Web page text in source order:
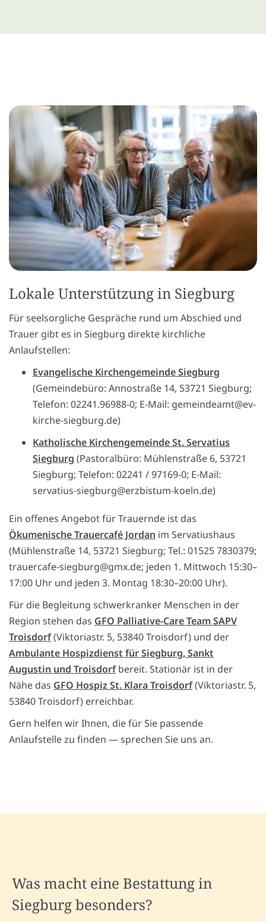
Lokale Unterstützung in Siegburg
Für seelsorgliche Gespräche rund um Abschied und
Trauer gibt es in Siegburg direkte kirchliche
Anlaufstellen:
Evangelische Kirchengemeinde Siegburg
(Gemeindebüro: Annostraße 14, 53721 Siegburg;
Telefon: 02241.96988-0; E-Mail: gemeindeamt@ev-
kirche-siegburg.de)
Katholische Kirchengemeinde St. Servatius
Siegburg (Pastoralbüro: Mühlenstraße 6, 53721
Siegburg; Telefon: 02241 / 97169-0; E-Mail:
servatius-siegburg@erzbistum-koeln.de)
Ein offenes Angebot für Trauernde ist das
Ökumenische Trauercafé Jordan im Servatiushaus
(Mühlenstraße 14, 53721 Siegburg; Tel.: 01525 7830379;
trauercafe-siegburg@gmx.de; jeden 1. Mittwoch 15:30–
17:00 Uhr und jeden 3. Montag 18:30–20:00 Uhr).
Für die Begleitung schwerkranker Menschen in der
Region stehen das GFO Palliative-Care Team SAPV
Troisdorf(Viktoriastr. 5, 53840 Troisdorf) und der
Ambulante Hospizdienst für Siegburg, Sankt
Augustin und Troisdorfbereit. Stationär ist in der
Nähe das GFO Hospiz St. Klara Troisdorf(Viktoriastr. 5,
53840 Troisdorf) erreichbar.
Gern helfen wir Ihnen, die für Sie passende
Anlaufstelle zu finden — sprechen Sie uns an.
Was macht eine Bestattung in
Siegburg besonders?